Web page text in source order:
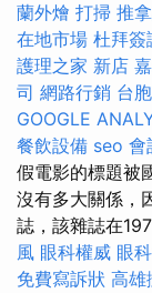
蘭外燴 打掃 推
在地市場 杜拜簽
護理之家 新店
司 網路行銷 台
GOOGLE
餐飲設備 seo 會
假電影的標題被
沒有多大關係，
誌，該雜誌在
風 眼科權威 眼
免費寫訴狀 高雄